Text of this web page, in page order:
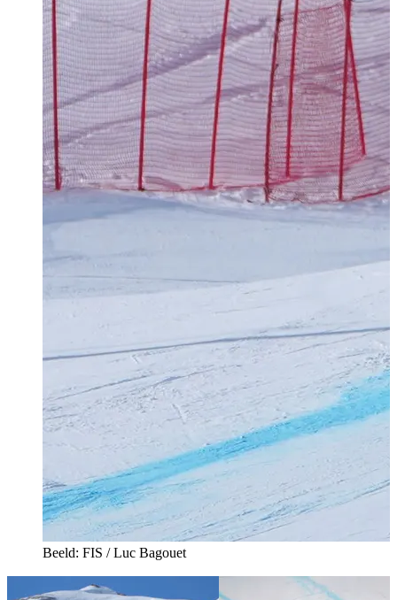
Beeld: FIS / Luc Bagouet